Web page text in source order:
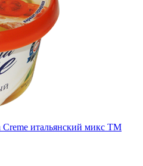
итальянский микс TM